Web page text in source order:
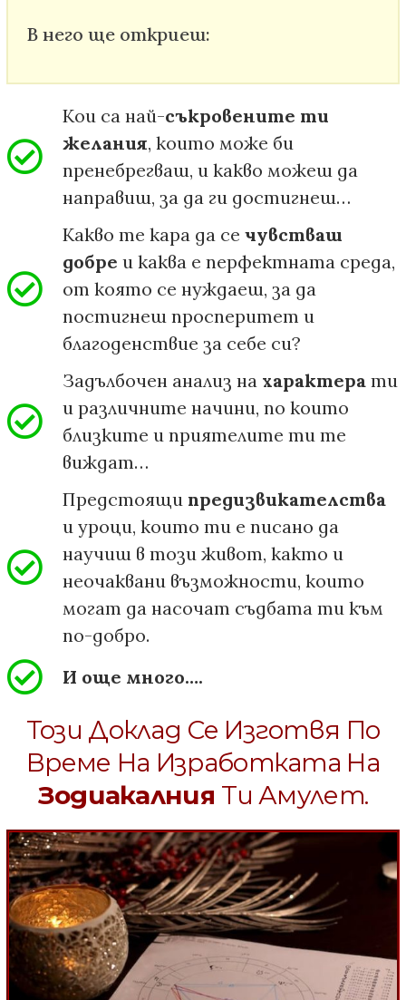
В него ще откриеш:
Кои са най-съкровените ти
желания, които може би
пренебрегваш, и какво можеш да
направиш, за да ги достигнеш…
Какво те кара да се чувстваш
добре и каква е перфектната среда,
от която се нуждаеш, за да
постигнеш просперитет и
благоденствие за себе си?
Задълбочен анализ на характера ти
и различните начини, по които
близките и приятелите ти те
виждат…
Предстоящи предизвикателства
и уроци, които ти е писано да
научиш в този живот, както и
неочаквани възможности, които
могат да насочат съдбата ти към
по-добро.
И още много….
Този Доклад Се Изготвя По
Време На Изработката На
Зодиакалния Ти Амулет.